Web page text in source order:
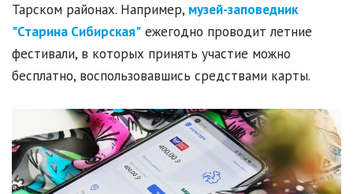
Тарском районах. Например, музей-заповедник
"Старина Сибирская" ежегодно проводит летние
фестивали, в которых принять участие можно
бесплатно, воспользовавшись средствами карты.